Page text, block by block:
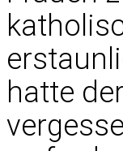
hatte